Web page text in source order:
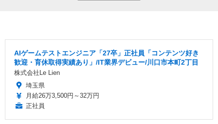
AIゲームテストエンジニア「27卒」正社員「コンテンツ好き
歓迎・育休取得実績あり」/IT業界デビュー/川口市本町2丁目
株式会社Le Lien
埼玉県
月給26万3,500円～32万円
正社員